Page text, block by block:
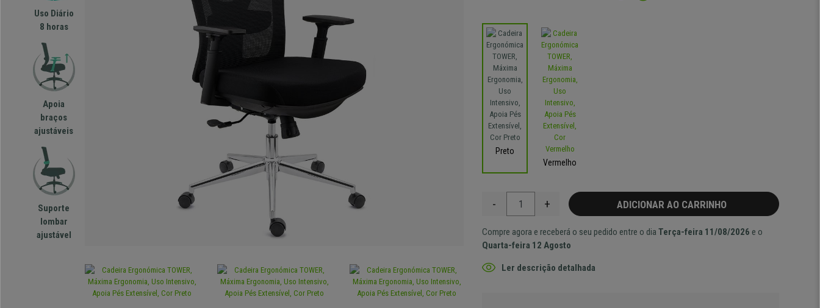
Uso Diário
8 horas
Apoia
braços
ajustáveis
Suporte
lombar
ajustável
Preto
Vermelho
- + ADICIONAR AO CARRINHO
Compre agora e receberá o seu pedido entre o diaTerça-feira 11/08/2026 e o
Quarta-feira 12 Agosto
Ler descrição detalhada